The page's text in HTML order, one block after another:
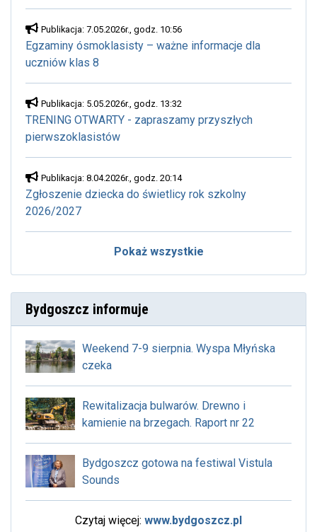
Publikacja: 7.05.2026r., godz. 10:56
Egzaminy ósmoklasisty – ważne informacje dla
uczniów klas 8
Publikacja: 5.05.2026r., godz. 13:32
TRENING OTWARTY - zapraszamy przyszłych
pierwszoklasistów
Publikacja: 8.04.2026r., godz. 20:14
Zgłoszenie dziecka do świetlicy rok szkolny
2026/2027
Pokaż wszystkie
Bydgoszcz informuje
Weekend 7-9 sierpnia. Wyspa Młyńska
czeka
Rewitalizacja bulwarów. Drewno i
kamienie na brzegach. Raport nr 22
Bydgoszcz gotowa na festiwal Vistula
Sounds
Czytaj więcej: www.bydgoszcz.pl